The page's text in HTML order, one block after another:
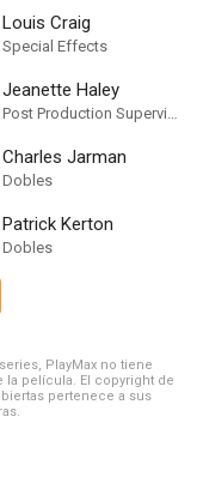
Louis Craig
Special Effects
Jeanette Haley
Post Production Supervisor
Charles Jarman
Dobles
Patrick Kerton
Dobles
PlayMax no tiene
película. El copyright de
pertenece a sus